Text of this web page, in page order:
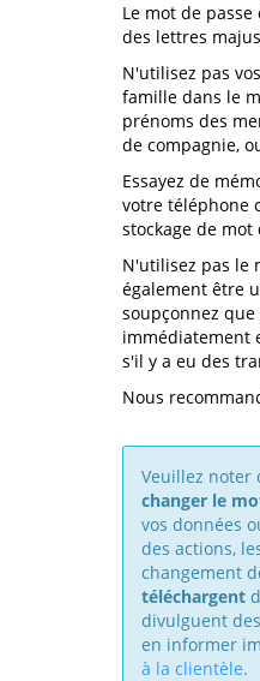
Le mot de
des lettres
N'utilisez pas
famille dans le
prénoms des
de compagnie,
Essayez de
votre téléphone
stockage de
N'utilisez pas le
également être
soupçonnez
immédiatement
s'il y a eu des
Nous
Veuillez noter
changer le
vos données
des actions,
changement
téléchargent
divulguent
en informer
à la clientèle.